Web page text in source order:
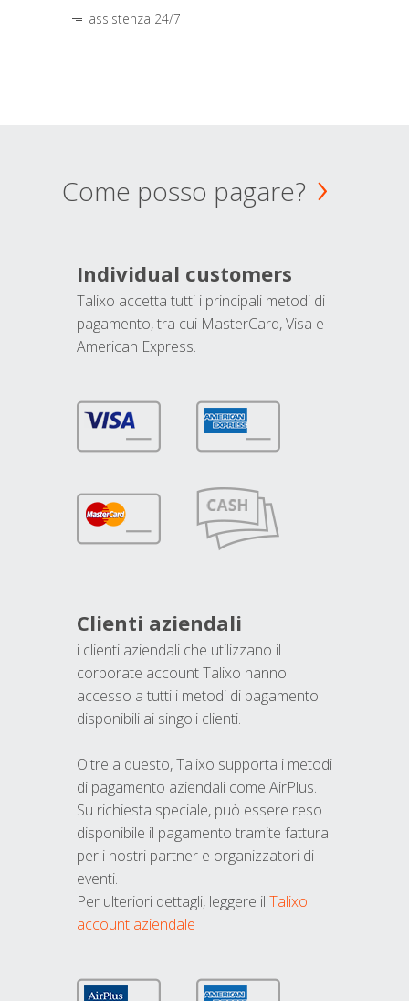
assistenza 24/7
Come posso pagare?
Individual customers
Talixo accetta tutti i principali metodi di
pagamento, tra cui MasterCard, Visa e
American Express.
Clienti aziendali
i clienti aziendali che utilizzano il
corporate account Talixo hanno
accesso a tutti i metodi di pagamento
disponibili ai singoli clienti.
Oltre a questo, Talixo supporta i metodi
di pagamento aziendali come AirPlus.
Su richiesta speciale, può essere reso
disponibile il pagamento tramite fattura
per i nostri partner e organizzatori di
eventi.
Per ulteriori dettagli, leggere il Talixo
account aziendale